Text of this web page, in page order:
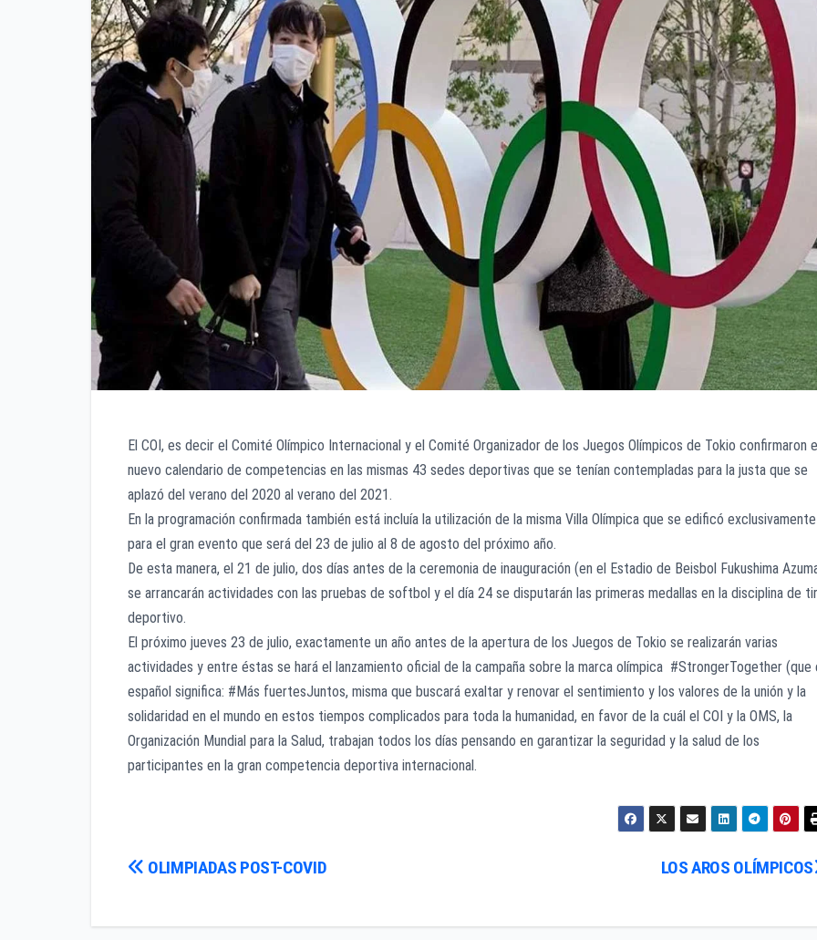
El COI, es decir el Comité Olímpico Internacional y el Comité Organizador de los Juegos Olímpicos de Tokio confirmaron
nuevo calendario de competencias en las mismas 43 sedes deportivas que se tenían contempladas para la justa que se
aplazó del verano del 2020 al verano del 2021.
En la programación confirmada también está incluía la utilización de la misma Villa Olímpica que se edificó exclusivamente
para el gran evento que será del 23 de julio al 8 de agosto del próximo año.
De esta manera, el 21 de julio, dos días antes de la ceremonia de inauguración (en el Estadio de Beisbol Fukushima
se arrancarán actividades con las pruebas de softbol y el día 24 se disputarán las primeras medallas en la disciplina de
deportivo.
El próximo jueves 23 de julio, exactamente un año antes de la apertura de los Juegos de Tokio se realizarán varias
actividades y entre éstas se hará el lanzamiento oficial de la campaña sobre la marca olímpica #StrongerTogether (que
español significa: #Más fuertesJuntos, misma que buscará exaltar y renovar el sentimiento y los valores de la unión y la
solidaridad en el mundo en estos tiempos complicados para toda la humanidad, en favor de la cuál el COI y la OMS, la
Organización Mundial para la Salud, trabajan todos los días pensando en garantizar la seguridad y la salud de los
participantes en la gran competencia deportiva internacional.
Navegación
LOS AROS OLÍMPICOS
OLIMPIADAS POST-COVID